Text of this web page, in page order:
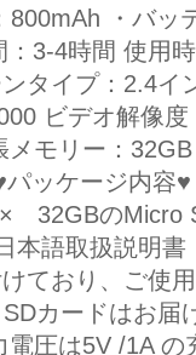
800mAh ・バッ
：3-4時間 使用
タイプ：2.4イ
ビデオ解像
メモリー：
パッケージ内
32GBの
語取扱説明書
ており、ご使
カードはお届
圧は5V /1A の